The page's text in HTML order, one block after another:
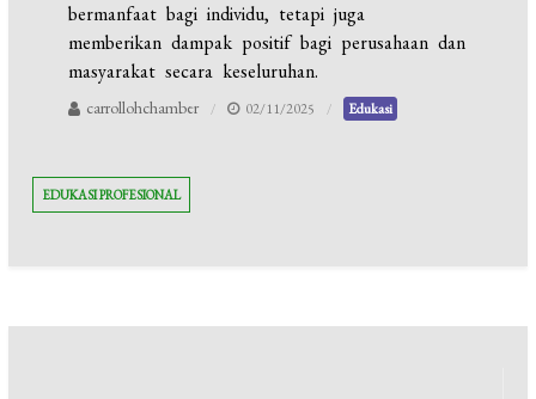
bermanfaat bagi individu, tetapi juga
memberikan dampak positif bagi perusahaan dan
masyarakat secara keseluruhan.
carrollohchamber 02/11/2025 Edukasi
EDUKASI PROFESIONAL